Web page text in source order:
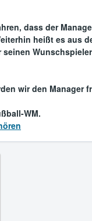
dass der
heißt es aus
wir den Manager
WM.